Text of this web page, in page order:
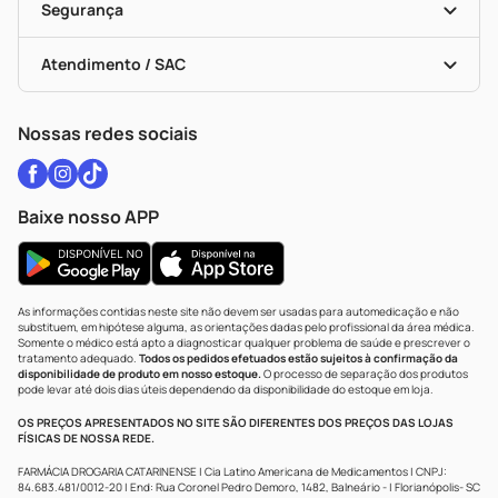
Black Friday
Formas De Pagamento
Troca E Devolução
Bulas De A A Z
Políticas De Marketplace
Serviços Farmacêuticos
Testes Rápidos
Autoteste Covid-19
Vacinas
Segurança
Certificado De Segurança
Portal Da Privacidade
Atendimento / SAC
WhatsApp (47) 9202-1687
Nossas redes sociais
Baixe nosso APP
As informações contidas neste site não devem ser usadas para automedicação e não
substituem, em hipótese alguma, as orientações dadas pelo profissional da área médica.
Somente o médico está apto a diagnosticar qualquer problema de saúde e prescrever o
tratamento adequado. Todos os pedidos efetuados estão sujeitos à confirmação da
disponibilidade de produto em nosso estoque.O processo de separação dos produtos
pode levar até dois dias úteis dependendo da disponibilidade do estoque em loja.
OS PREÇOS APRESENTADOS NO SITE SÃO DIFERENTES DOS PREÇOS DAS LOJAS
FÍSICAS DE NOSSA REDE.
FARMÁCIA DROGARIA CATARINENSE | Cia Latino Americana de Medicamentos | CNPJ:
84.683.481/0012-20 | End: Rua Coronel Pedro Demoro, 1482, Balneário - | Florianópolis- SC